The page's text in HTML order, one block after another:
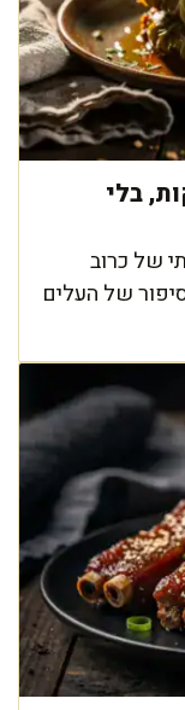
לעצלנים ב-45 דקות, בלי
של כרוב
של העלים